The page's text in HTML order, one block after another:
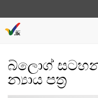
බ්ලොග්
න්‍යාය පත්‍ර